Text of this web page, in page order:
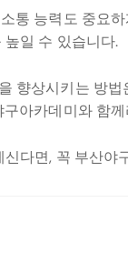
통 능력도 중요
일 수 있습니다.
향상시키는 방
아카데미와 함
다면, 꼭 부산